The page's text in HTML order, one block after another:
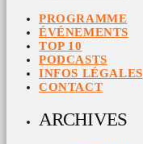
PROGRAMME
ÉVÉNEMENTS
TOP 10
PODCASTS
INFOS LÉGALES
CONTACT
ARCHIVES